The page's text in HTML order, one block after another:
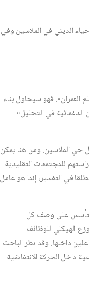
الديني في الملاسين وفي
العمران». فهو سيحاول بناء
في التحليل»
حي الملاسين. ومن هنا يمكن
للمجتمعات التقليدية
في التفسير، إنما هو عامل
يتأسس على وصف كل
الهيكلي للوظائف
داخلها. وقد نظر الباحث
داخل الحركة الانتفاضية